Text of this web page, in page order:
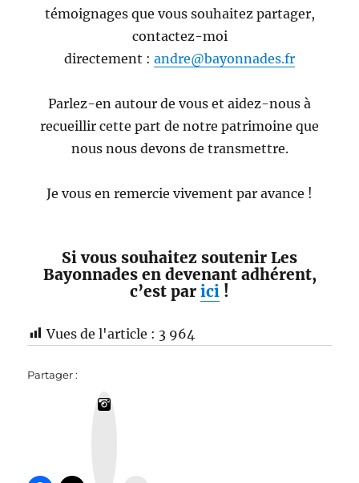
témoignages que vous souhaitez partager,
contactez-moi
directement : andre@bayonnades.fr
Parlez-en autour de vous et aidez-nous à
recueillir cette part de notre patrimoine que
nous nous devons de transmettre.
Je vous en remercie vivement par avance !
Si vous souhaitez soutenir Les
Bayonnades en devenant adhérent,
c’est par ici !
Vues de l'article : 3 964
Partager :